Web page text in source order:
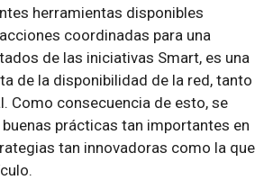
herramientas disponibles
coordinadas para una
de las iniciativas Smart, es una
de la disponibilidad de la red, tanto
Como consecuencia de esto, se
prácticas tan importantes en
tan innovadoras como la que